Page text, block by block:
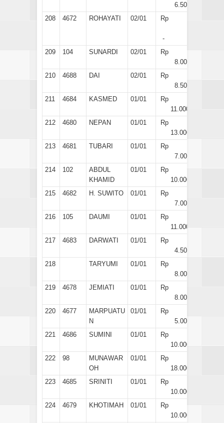
6.500
208
4672 ROHAYATI 02/01 Rp
-
209
104 SUNARDI 02/01
Rp
8.000
210
4688 DAI 02/01
Rp
8.500
211
4684 KASMED 01/01
Rp
11.000
212
4680 NEPAN 01/01
Rp
13.000
213
4681 TUBARI 01/01
Rp
7.000
214
102
ABDUL
KHAMID
01/01
Rp
10.000
215
4682 H. SUWITO 01/01
Rp
7.000
216
105 DAUMI 01/01
Rp
11.000
217
4683 DARWATI 01/01
Rp
4.500
218
TARYUMI 01/01
Rp
8.000
219
4678 JEMIATI 01/01
Rp
8.000
220
4677
MARPUATU
N
01/01
Rp
5.000
221
4686 SUMINI 01/01
Rp
10.000
222
98
MUNAWAR
OH
01/01
Rp
18.000
223
4685 SRINITI 01/01
Rp
10.000
224
4679 KHOTIMAH 01/01
Rp
10.000